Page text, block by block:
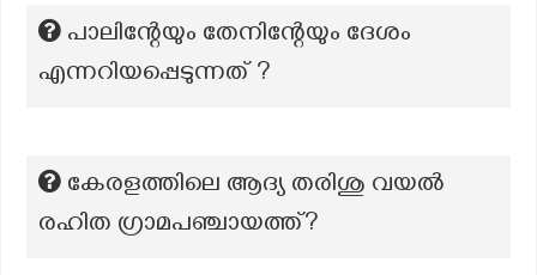
പാലിന്റേയും തേനിന്റേയും ദേശം
എന്നറിയപ്പെടുന്നത് ?
കേരളത്തിലെ ആദ്യ തരിശു വയല്‍
രഹിത ഗ്രാമപഞ്ചായത്ത്?